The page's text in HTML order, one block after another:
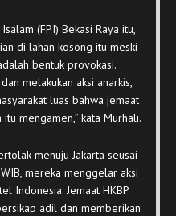
(FPI) Bekasi Raya itu,
di lahan kosong itu meski
bentuk provokasi.
melakukan aksi anarkis,
luas bahwa jemaat
itu mengamen,” kata Murhali.
menuju Jakarta seusai
mereka menggelar aksi
Indonesia. Jemaat HKBP
adil dan memberikan